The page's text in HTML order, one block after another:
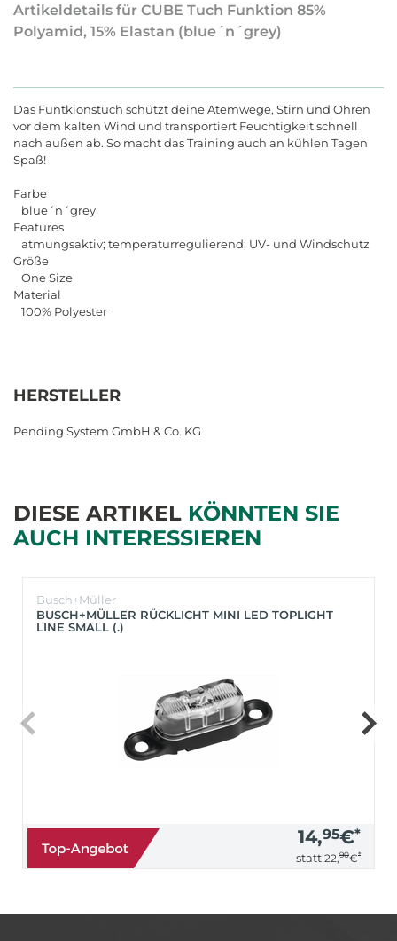
Artikeldetails für CUBE Tuch Funktion 85%
Polyamid, 15% Elastan (blue´n´grey)
Das Funtkionstuch schützt deine Atemwege, Stirn und Ohren
vor dem kalten Wind und transportiert Feuchtigkeit schnell
nach außen ab. So macht das Training auch an kühlen Tagen
Spaß!
Farbe
blue´n´grey
Features
atmungsaktiv; temperaturregulierend; UV- und Windschutz
Größe
One Size
Material
100% Polyester
HERSTELLER
Pending System GmbH & Co. KG
DIESE ARTIKEL KÖNNTEN SIE
AUCH INTERESSIEREN
Busch+Müller
BUSCH+MÜLLER RÜCKLICHT MINI LED TOPLIGHT
LINE SMALL (.)
14,95€*
statt 22,90€*